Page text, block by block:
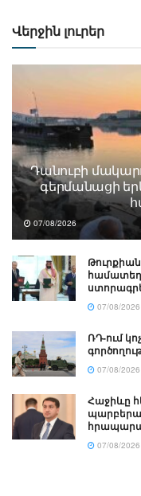
Վերջին լուրեր
Դանուբի
գերմանացի
07/08/2026
07/08/2026
ՌԴ-ում
07/08/2026
Հաջիևը
07/08/2026